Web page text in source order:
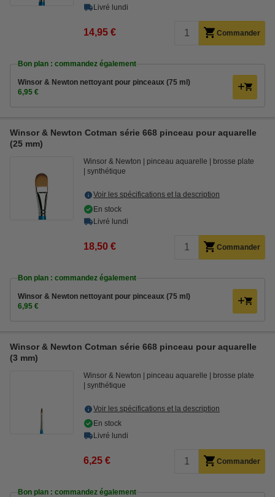
Livré lundi
14,95 € Commander
Bon plan : commandez également
Winsor & Newton nettoyant pour pinceaux (75 ml)
6,95 €
Winsor & Newton Cotman série 668 pinceau pour aquarelle
(25 mm)
Winsor & Newton pinceau aquarelle
brosse plate
synthétique
Voir les spécifications et la description
En stock
Livré lundi
18,50 € Commander
Bon plan : commandez également
Winsor & Newton nettoyant pour pinceaux (75 ml)
6,95 €
Winsor & Newton Cotman série 668 pinceau pour aquarelle
(3 mm)
Winsor & Newton pinceau aquarelle
brosse plate
synthétique
Voir les spécifications et la description
En stock
Livré lundi
6,25 € Commander
Bon plan : commandez également